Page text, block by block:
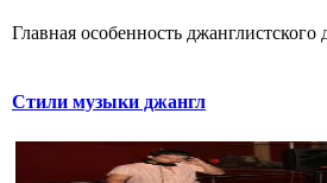
Главная особенность
Стили музыки джангл